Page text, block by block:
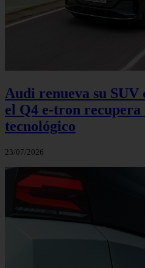
Audi renueva su
el Q4 e‑tron
tecnológico
23/07/2026